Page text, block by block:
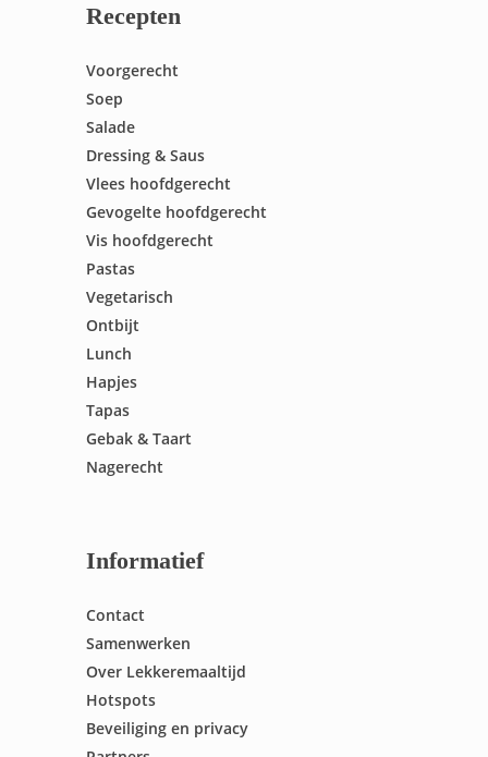
Recepten
Voorgerecht
Soep
Salade
Dressing & Saus
Vlees hoofdgerecht
Gevogelte hoofdgerecht
Vis hoofdgerecht
Pastas
Vegetarisch
Ontbijt
Lunch
Hapjes
Tapas
Gebak & Taart
Nagerecht
Informatief
Contact
Samenwerken
Over Lekkeremaaltijd
Hotspots
Beveiliging en privacy